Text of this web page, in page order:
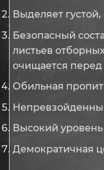
Выделяет
Безопасный
листьев
очищается
Обильная
Высокий
Демократичная